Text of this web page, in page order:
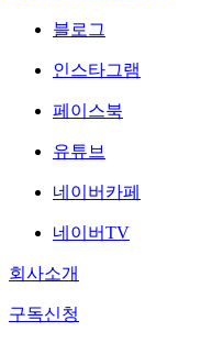
블로그
인스타그램
페이스북
유튜브
네이버카페
네이버TV
회사소개
구독신청